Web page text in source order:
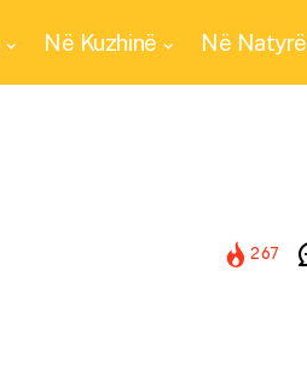
Në Kuzhinë Në Natyrë
267